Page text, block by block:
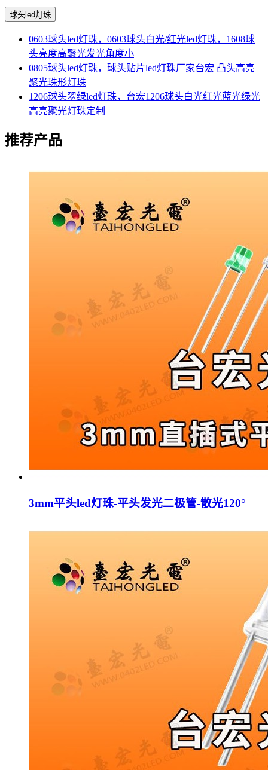
球头led灯珠
0603球头led灯珠，0603球头白光/红光led灯珠，1608球
头亮度高聚光发光角度小
0805球头led灯珠，球头贴片led灯珠厂家台宏 凸头高亮
聚光珠形灯珠
1206球头翠绿led灯珠，台宏1206球头白光红光蓝光绿光
高亮聚光灯珠定制
推荐产品
3mm平头led灯珠-平头发光二极管-散光120°